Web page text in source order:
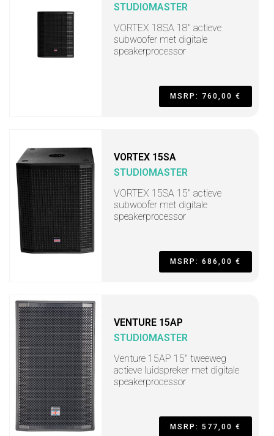
STUDIOMASTER
VORTEX 18SA 18" actieve
subwoofer met digitale
speakerprocessor
MSRP: 760,00 €
VORTEX 15SA
STUDIOMASTER
VORTEX 15SA 15" actieve
subwoofer met digitale
speakerprocessor
MSRP: 686,00 €
VENTURE 15AP
STUDIOMASTER
Venture 15AP 15" tweeweg
actieve luidspreker met digitale
speakerprocessor
MSRP: 577,00 €